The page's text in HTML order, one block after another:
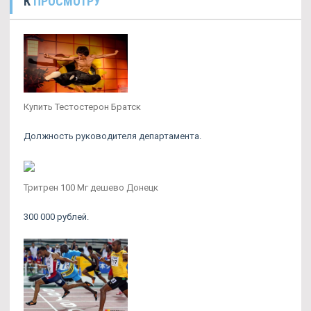
Купить Тестостерон Братск
Должность руководителя департамента.
Тритрен 100 Мг дешево Донецк
300 000 рублей.